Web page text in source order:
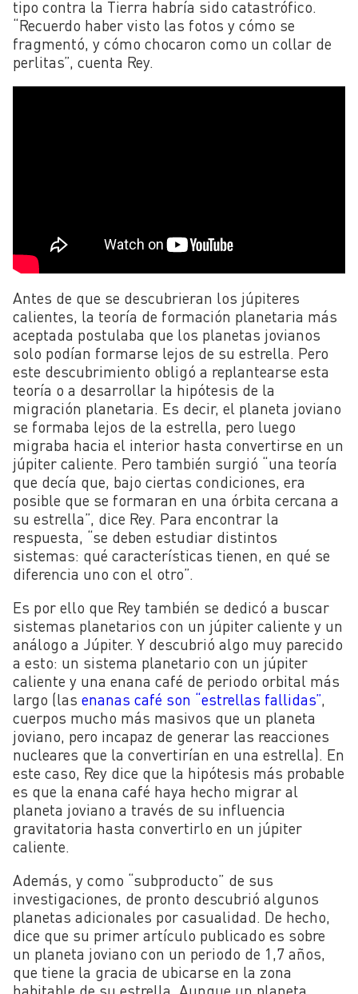
tipo contra la Tierra habría sido catastrófico.
“Recuerdo haber visto las fotos y cómo se
fragmentó, y cómo chocaron como un collar de
perlitas”, cuenta Rey.
Antes de que se descubrieran los júpiteres
calientes, la teoría de formación planetaria más
aceptada postulaba que los planetas jovianos
solo podían formarse lejos de su estrella. Pero
este descubrimiento obligó a replantearse esta
teoría o a desarrollar la hipótesis de la
migración planetaria. Es decir, el planeta joviano
se formaba lejos de la estrella, pero luego
migraba hacia el interior hasta convertirse en un
júpiter caliente. Pero también surgió “una teoría
que decía que, bajo ciertas condiciones, era
posible que se formaran en una órbita cercana a
su estrella”, dice Rey. Para encontrar la
respuesta, “se deben estudiar distintos
sistemas: qué características tienen, en qué se
diferencia uno con el otro”.
Es por ello que Rey también se dedicó a buscar
sistemas planetarios con un júpiter caliente y un
análogo a Júpiter. Y descubrió algo muy parecido
a esto: un sistema planetario con un júpiter
caliente y una enana café de periodo orbital más
largo (las enanas café son “estrellas fallidas”,
cuerpos mucho más masivos que un planeta
joviano, pero incapaz de generar las reacciones
nucleares que la convertirían en una estrella). En
este caso, Rey dice que la hipótesis más probable
es que la enana café haya hecho migrar al
planeta joviano a través de su influencia
gravitatoria hasta convertirlo en un júpiter
caliente.
Además, y como “subproducto” de sus
investigaciones, de pronto descubrió algunos
planetas adicionales por casualidad. De hecho,
dice que su primer artículo publicado es sobre
un planeta joviano con un periodo de 1,7 años,
que tiene la gracia de ubicarse en la zona